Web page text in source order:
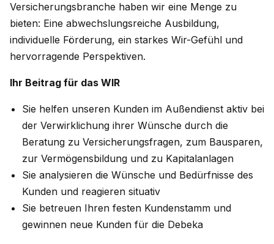
Versicherungsbranche haben wir eine Menge zu
bieten: Eine abwechslungsreiche Ausbildung,
individuelle Förderung, ein starkes Wir-Gefühl und
hervorragende Perspektiven.
Ihr Beitrag für das WIR
Sie helfen unseren Kunden im Außendienst aktiv bei
der Verwirklichung ihrer Wünsche durch die
Beratung zu Versicherungsfragen, zum Bausparen,
zur Vermögensbildung und zu Kapitalanlagen
Sie analysieren die Wünsche und Bedürfnisse des
Kunden und reagieren situativ
Sie betreuen Ihren festen Kundenstamm und
gewinnen neue Kunden für die Debeka